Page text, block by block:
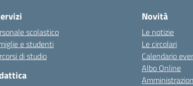
scolastico
e studenti
di studio
Novità
Le notizie
Le circolari
Calendario
Albo Online